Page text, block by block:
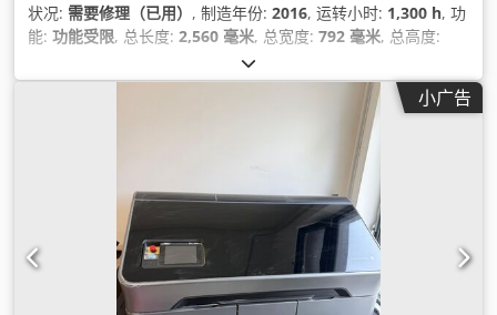
状况: 需要修理（已用） , 制造年份: 2016, 运转小时: 1,300 h, 功
能: 功能受限, 总长度: 2,560 毫米, 总宽度: 792 毫米, 总高度:
, 输入电流:
调, 设备:文档 / 手册,
小广告